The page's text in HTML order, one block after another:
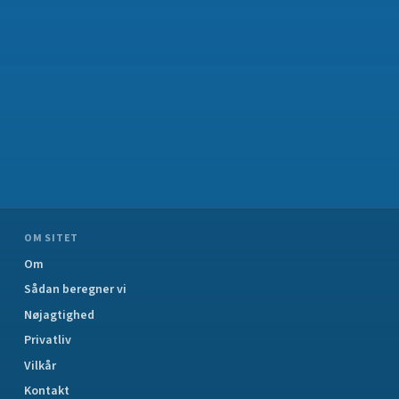
OM SITET
Om
Sådan beregner vi
Nøjagtighed
Privatliv
Vilkår
Kontakt